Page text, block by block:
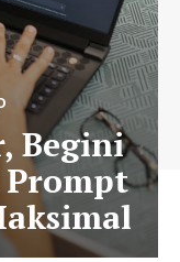
Begini
Prompt